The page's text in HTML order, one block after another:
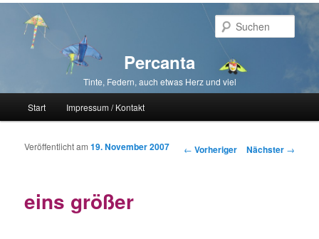
Percanta
Tinte, Federn, auch etwas Herz und viel
Zum primären Inhalt springen
Zum sekundären Inhalt springen
Start Impressum / Kontakt
Beitragsnavigation
← Vorheriger Nächster →
eins größer
Veröffentlicht am19. November 2007